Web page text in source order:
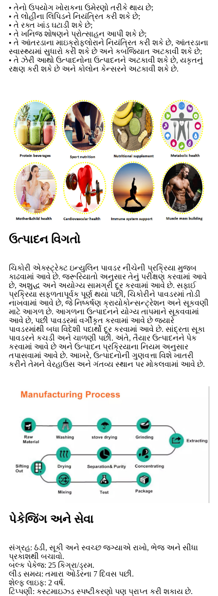
• તેનો ઉપયોગ ખોરાકના ઉમેરણો તરીકે થાય છે;
• તે લોહીના લિપિડને નિયંત્રિત કરી શકે છે;
• તે રક્ત ખાંડ ઘટાડી શકે છે;
• તે ખનિજ શોષણને પ્રોત્સાહન આપી શકે છે;
• તે આંતરડાના માઇક્રોફલોરાને નિયંત્રિત કરી શકે છે, આંતરડાના
સ્વાસ્થ્યમાં સુધારો કરી શકે છે અને કબજિયાત અટકાવી શકે છે;
• તે ઝેરી આથો ઉત્પાદનોના ઉત્પાદનને અટકાવી શકે છે, યકૃતનું
રક્ષણ કરી શકે છે અને કોલોન કેન્સરને અટકાવી શકે છે.
ઉત્પાદન વિગતો
ચિકોરી એક્સ્ટ્રેક્ટ ઇન્યુલિન પાવડર નીચેની પ્રક્રિયા મુજબ
કાઢવામાં આવે છે. જરૂરિયાતો અનુસાર તેનું પરીક્ષણ કરવામાં આવે
છે, અશુદ્ધ અને અયોગ્ય સામગ્રી દૂર કરવામાં આવે છે. સફાઈ
પ્રક્રિયા સફળતાપૂર્વક પૂર્ણ થયા પછી, ચિકોરીને પાવડરમાં તોડી
નાખવામાં આવે છે, જે નિષ્કર્ષણ ક્રાયોકોન્સન્ટ્રેશન અને સૂકવણી
માટે આગળ છે. આગળના ઉત્પાદનને યોગ્ય તાપમાને સૂકવવામાં
આવે છે, પછી પાવડરમાં વર્ગીકૃત કરવામાં આવે છે જ્યારે
પાવડરમાંથી બધા વિદેશી પદાર્થો દૂર કરવામાં આવે છે. સાંદ્રતા સૂકા
પાવડરને કચડી અને ચાળણી પછી. અંતે, તૈયાર ઉત્પાદનને પેક
કરવામાં આવે છે અને ઉત્પાદન પ્રક્રિયાના નિયમ અનુસાર
તપાસવામાં આવે છે. આખરે, ઉત્પાદનોની ગુણવત્તા વિશે ખાતરી
કરીને તેમને વેરહાઉસ અને ગંતવ્ય સ્થાન પર મોકલવામાં આવે છે.
પેકેજિંગ અને સેવા
સંગ્રહ: ઠંડી, સૂકી અને સ્વચ્છ જગ્યાએ રાખો, ભેજ અને સીધા
પ્રકાશથી બચાવો.
બલ્ક પેકેજ: 25 કિગ્રા/ડ્રમ.
લીડ સમય: તમારા ઓર્ડરના 7 દિવસ પછી.
શેલ્ફ લાઇફ: 2 વર્ષ.
ટિપ્પણી: કસ્ટમાઇઝ્ડ સ્પષ્ટીકરણો પણ પ્રાપ્ત કરી શકાય છે.